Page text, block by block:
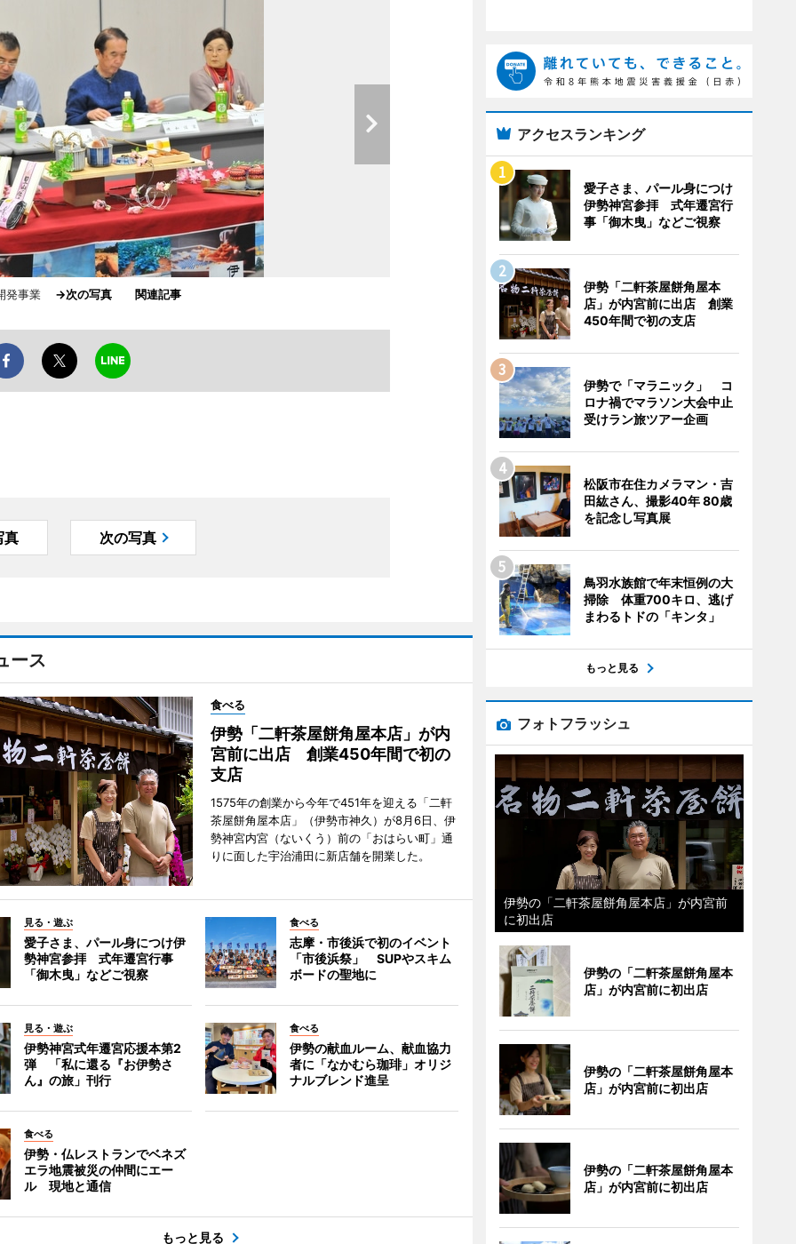
発事業 →次の写真 関連記事
真 次の写真
ース
食べる
伊勢「二軒茶屋餅角屋本店」が内
宮前に出店 創業450年間で初の
支店
1575年の創業から今年で451年を迎える「二軒
茶屋餅角屋本店」（伊勢市神久）が8月6日、伊
勢神宮内宮（ないくう）前の「おはらい町」通
りに面した宇治浦田に新店舗を開業した。
見る・遊ぶ
愛子さま、パール身につけ伊
勢神宮参拝 式年遷宮行事
「御木曳」などご視察
食べる
志摩・市後浜で初のイベント
「市後浜祭」 SUPやスキム
ボードの聖地に
見る・遊ぶ
伊勢神宮式年遷宮応援本第2
弾 「私に還る『お伊勢さ
ん』の旅」刊行
食べる
伊勢の献血ルーム、献血協力
者に「なかむら珈琲」オリジ
ナルブレンド進呈
食べる
伊勢・仏レストランでベネズ
エラ地震被災の仲間にエー
ル 現地と通信
もっと見る
アクセスランキング
愛子さま、パール身につけ
伊勢神宮参拝 式年遷宮行
事「御木曳」などご視察
伊勢「二軒茶屋餅角屋本
店」が内宮前に出店 創業
450年間で初の支店
伊勢で「マラニック」 コ
ロナ禍でマラソン大会中止
受けラン旅ツアー企画
松阪市在住カメラマン・吉
田紘さん、撮影40年 80歳
を記念し写真展
鳥羽水族館で年末恒例の大
掃除 体重700キロ、逃げ
まわるトドの「キンタ」
もっと見る
フォトフラッシュ
伊勢の「二軒茶屋餅角屋本店」が内宮前
に初出店
伊勢の「二軒茶屋餅角屋本
店」が内宮前に初出店
伊勢の「二軒茶屋餅角屋本
店」が内宮前に初出店
伊勢の「二軒茶屋餅角屋本
店」が内宮前に初出店